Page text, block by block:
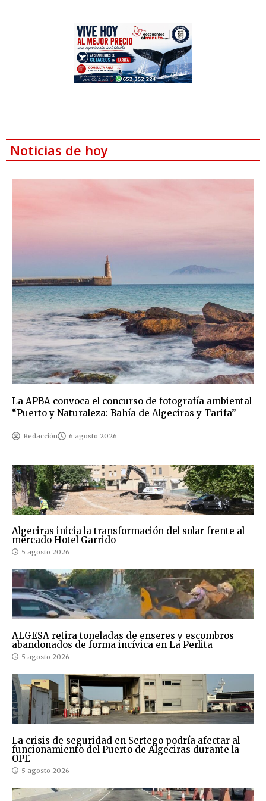
Noticias de hoy
La APBA convoca el concurso de fotografía ambiental
“Puerto y Naturaleza: Bahía de Algeciras y Tarifa”
Redacción 6 agosto 2026
Algeciras inicia la transformación del solar frente al
mercado Hotel Garrido
5 agosto 2026
ALGESA retira toneladas de enseres y escombros
abandonados de forma incívica en La Perlita
5 agosto 2026
La crisis de seguridad en Sertego podría afectar al
funcionamiento del Puerto de Algeciras durante la
OPE
5 agosto 2026